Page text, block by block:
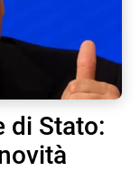
di Stato: